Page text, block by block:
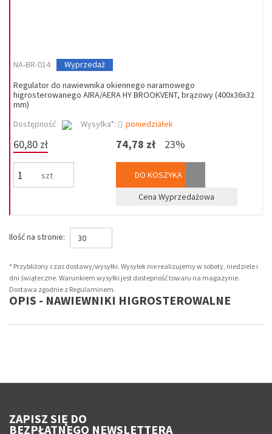
NA-BR-014
Wyprzedaż
Regulator do nawiewnika okiennego naramowego
higrosterowanego AIRA/AERA HY BROOKVENT, brązowy (400x36x32
mm)
Dostępność
Wysyłka*: poniedziałek
60,80 zł
szt
74,78 zł 23%
DO KOSZYKA
Cena Wyprzedażowa
Ilość na stronie: 30
* Przybliżony czas dostawy/wysyłki. Wysyłek nie realizujemy w soboty, niedziele i
dni świąteczne. Warunkiem wysyłki jest dostepność towaru na magazynie.
Dostawa zgodnie z Regulaminem.
OPIS - NAWIEWNIKI HIGROSTEROWALNE
ZAPISZ SIĘ DO
BEZPŁATNEGO NEWSLETTERA